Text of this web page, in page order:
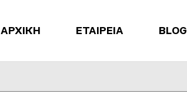
ΑΡΧΙΚΗ ΕΤΑΙΡΕΙΑ BLOG